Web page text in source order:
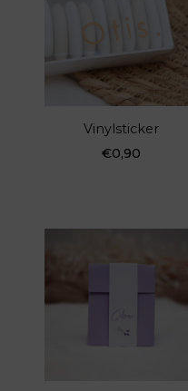
Vinylsticker
€0,90